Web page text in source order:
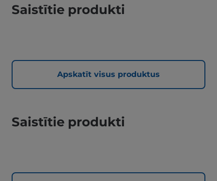
Saistītie produkti
Apskatīt visus produktus
Saistītie produkti